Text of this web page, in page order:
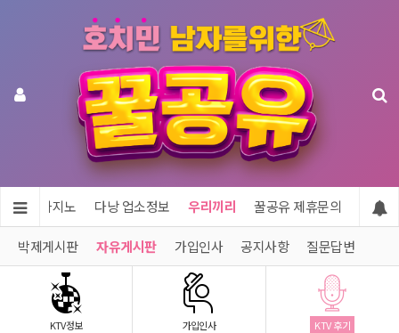
어 & 카지노 다낭 업소정보 우리끼리 꿀공유 제휴문의
박제게시판 자유게시판 가입인사 공지사항 질문답변
KTV정보 가입인사 KTV 후기